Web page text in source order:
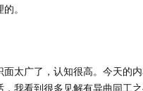
逻辑问题与学术氛围
。
面太广了，认知很高。今天的
，我看到很多见解有异曲同工